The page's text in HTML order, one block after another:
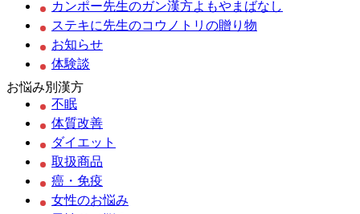
カンポー先生のガン漢方よもやまばなし
ステキに先生のコウノトリの贈り物
お知らせ
体験談
お悩み別漢方
不眠
体質改善
ダイエット
取扱商品
癌・免疫
女性のお悩み